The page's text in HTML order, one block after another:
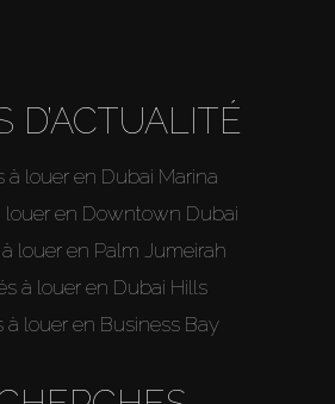
D’ACTUALITÉ
à louer en Dubai Marina
louer en Downtown Dubai
louer en Palm Jumeirah
à louer en Dubai Hills
à louer en Business Bay